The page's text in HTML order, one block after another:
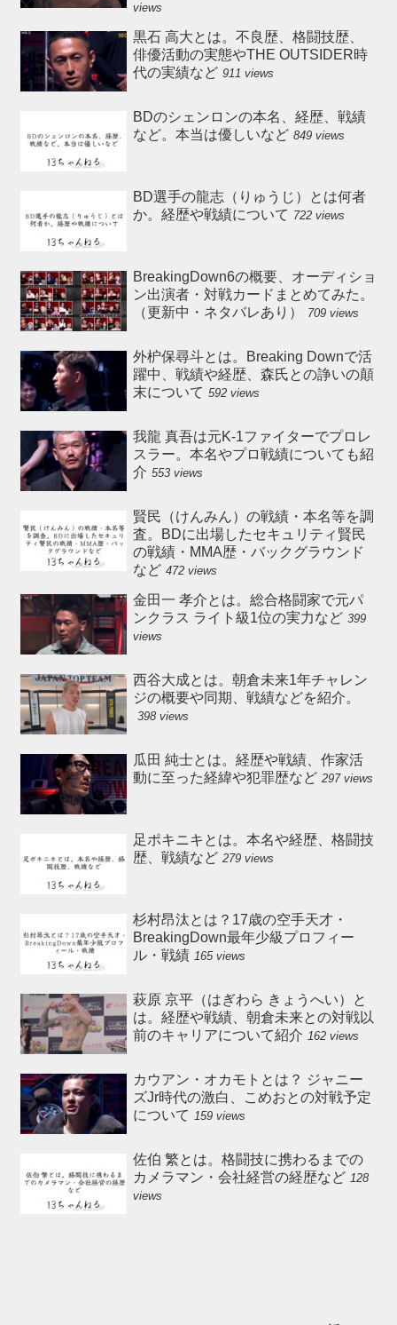
views
黒石 高大とは。不良歴、格闘技歴、
俳優活動の実態やTHE OUTSIDER時
代の実績など 911 views
BDのシェンロンの本名、経歴、戦績
など。本当は優しいなど 849 views
BD選手の龍志（りゅうじ）とは何者
か。経歴や戦績について 722 views
BreakingDown6の概要、オーディショ
ン出演者・対戦カードまとめてみた。
（更新中・ネタバレあり）
709 views
外枦保尋斗とは。Breaking Downで活
躍中、戦績や経歴、森氏との諍いの顛
末について 592 views
我龍 真吾は元K-1ファイターでプロレ
スラー。本名やプロ戦績についても紹
介 553 views
賢民（けんみん）の戦績・本名等を調
査。BDに出場したセキュリティ賢民
の戦績・MMA歴・バックグラウンド
など 472 views
金田一 孝介とは。総合格闘家で元パ
ンクラス ライト級1位の実力など 399
views
西谷大成とは。朝倉未来1年チャレン
ジの概要や同期、戦績などを紹介。
398 views
瓜田 純士とは。経歴や戦績、作家活
動に至った経緯や犯罪歴など 297 views
足ポキニキとは。本名や経歴、格闘技
歴、戦績など 279 views
杉村昂汰とは？17歳の空手天才・
BreakingDown最年少級プロフィー
ル・戦績 165 views
萩原 京平（はぎわら きょうへい）と
は。経歴や戦績、朝倉未来との対戦以
前のキャリアについて紹介 162 views
カウアン・オカモトとは？ ジャニー
ズJr時代の激白、こめおとの対戦予定
について 159 views
佐伯 繁とは。格闘技に携わるまでの
カメラマン・会社経営の経歴など 128
views